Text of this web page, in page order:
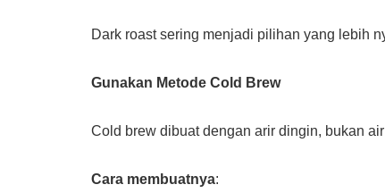
Dark roast sering menjadi pilihan yang lebih
Gunakan Metode Cold Brew
Cold brew dibuat dengan arir dingin, bukan
Cara membuatnya: